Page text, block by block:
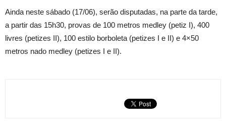
Ainda neste sábado (17/06), serão disputadas, na parte da tarde,
a partir das 15h30, provas de 100 metros medley (petiz I), 400
livres (petizes II), 100 estilo borboleta (petizes I e II) e 4×50
metros nado medley (petizes I e II).